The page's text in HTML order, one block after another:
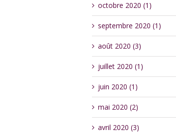
octobre 2020 (1)
septembre 2020 (1)
août 2020 (3)
juillet 2020 (1)
juin 2020 (1)
mai 2020 (2)
avril 2020 (3)